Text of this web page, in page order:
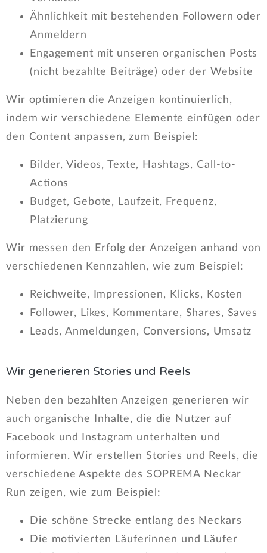
Ähnlichkeit mit bestehenden Followern oder
Anmeldern
Engagement mit unseren organischen Posts
(nicht bezahlte Beiträge) oder der Website
Wir optimieren die Anzeigen kontinuierlich,
indem wir verschiedene Elemente einfügen oder
den Content anpassen, zum Beispiel:
Bilder, Videos, Texte, Hashtags, Call-to-
Actions
Budget, Gebote, Laufzeit, Frequenz,
Platzierung
Wir messen den Erfolg der Anzeigen anhand von
verschiedenen Kennzahlen, wie zum Beispiel:
Reichweite, Impressionen, Klicks, Kosten
Follower, Likes, Kommentare, Shares, Saves
Leads, Anmeldungen, Conversions, Umsatz
Wir generieren Stories und Reels
Neben den bezahlten Anzeigen generieren wir
auch organische Inhalte, die die Nutzer auf
Facebook und Instagram unterhalten und
informieren. Wir erstellen Stories und Reels, die
verschiedene Aspekte des SOPREMA Neckar
Run zeigen, wie zum Beispiel:
Die schöne Strecke entlang des Neckars
Die motivierten Läuferinnen und Läufer